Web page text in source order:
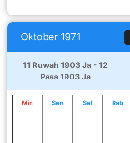
Oktober 1971
11 Ruwah 1903 Ja - 12
Pasa 1903 Ja
Min Sen Sel Rab